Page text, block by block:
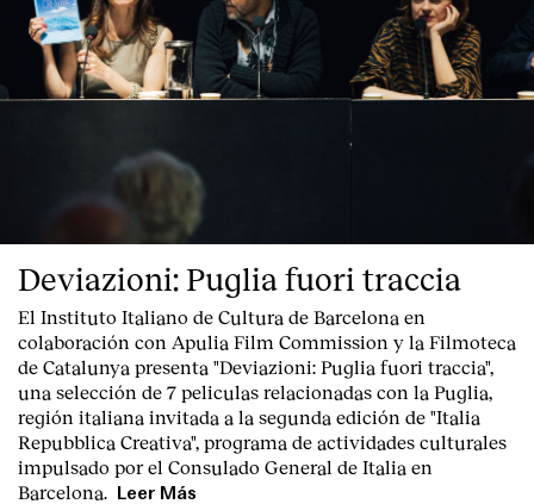
Deviazioni: Puglia fuori traccia
El Instituto Italiano de Cultura de Barcelona en
colaboración con Apulia Film Commission y la Filmoteca
de Catalunya presenta "Deviazioni: Puglia fuori traccia",
una selección de 7 peliculas relacionadas con la Puglia,
región italiana invitada a la segunda edición de "Italia
Repubblica Creativa", programa de actividades culturales
impulsado por el Consulado General de Italia en
Barcelona.
Leer Más